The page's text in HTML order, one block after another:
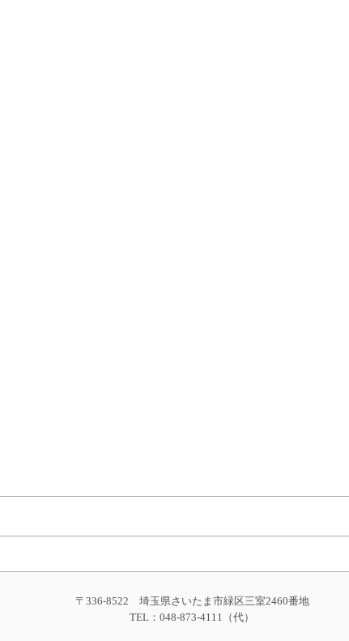
〒336-8522 埼玉県さいたま市緑区三室2460番地
TEL：048-873-4111（代）